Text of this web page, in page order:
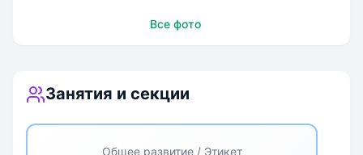
Все фото
Занятия и секции
Общее развитие / Этикет